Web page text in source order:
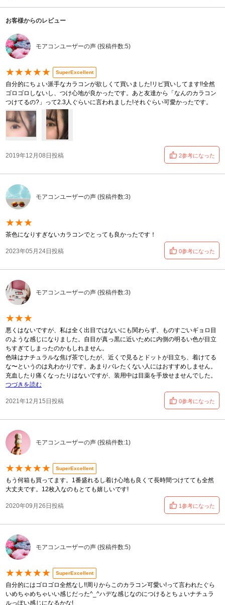
お客様からのレビュー
モアコンユーザーの声 (投稿件数:5)
★★★★★ SuperExcellent
自分的にちょい派手なカラコンが欲しくて買いました!リピ買いしてます!!全然
ゴロゴロしないし、つけ心地が良かったです。あと友達から「なんのカラコン
つけてるの?」って2.3人ぐらいに言われました!それぐらい可愛かったです。
2019年12月08日投稿 2参考になった
モアコンユーザーの声 (投稿件数:3)
★★★
茶色になりすぎないカラコンでとっても良かったです！
2023年05月24日投稿 0参考になった
モアコンユーザーの声 (投稿件数:3)
★★★
悪くはないですが、私は全く出目ではないにも関わらず、ものすごいギョロ目
のような感じになりました。自目が真っ黒に近いために内側の明るい色が目立
ちすぎてしまったのかもしれません。
色味はナチュラルな焦げ茶でしたが、近くで見るとドットが目立ち、着けてる
な〜というのは丸わかりです。あまりバレたくない人にはおすすめしません。
充血したり痛くなったりはないですが、装用中は目薬を手放せませんでした。
つづきを読む
2021年12月15日投稿 0参考になった
モアコンユーザーの声 (投稿件数:1)
★★★★★ SuperExcellent
もう何箱も買ってます。1番盛れるし着け心地も良くて長時間つけてても全然
大丈夫です。12枚入なのもとても嬉しいです!
2020年09月26日投稿 1参考になった
モアコンユーザーの声 (投稿件数:5)
★★★★★ SuperExcellent
自分的にはゴロゴロ全然なし!!周りからこのカラコン可愛い!って言われたぐら
いめちゃめちゃいい感じだった^_^ハデな感じなのにつけるとちょいナチュラ
ルっぽい感じになるかな!